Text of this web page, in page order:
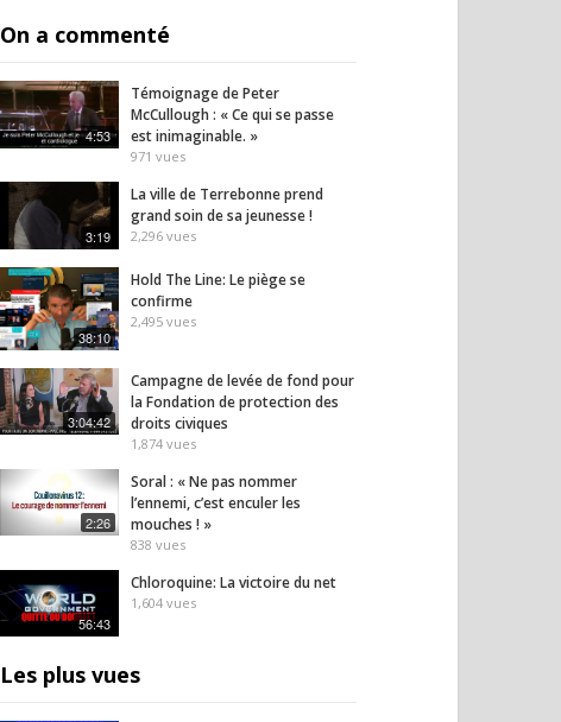
On a commenté
4:53
Témoignage de Peter
McCullough : « Ce qui se passe
est inimaginable. »
971 vues
3:19
La ville de Terrebonne prend
grand soin de sa jeunesse !
2,296 vues
38:10
Hold The Line: Le piège se
confirme
2,495 vues
3:04:42
Campagne de levée de fond pour
la Fondation de protection des
droits civiques
1,874 vues
2:26
Soral : « Ne pas nommer
l’ennemi, c’est enculer les
mouches ! »
838 vues
56:43
Chloroquine: La victoire du net
1,604 vues
Les plus vues